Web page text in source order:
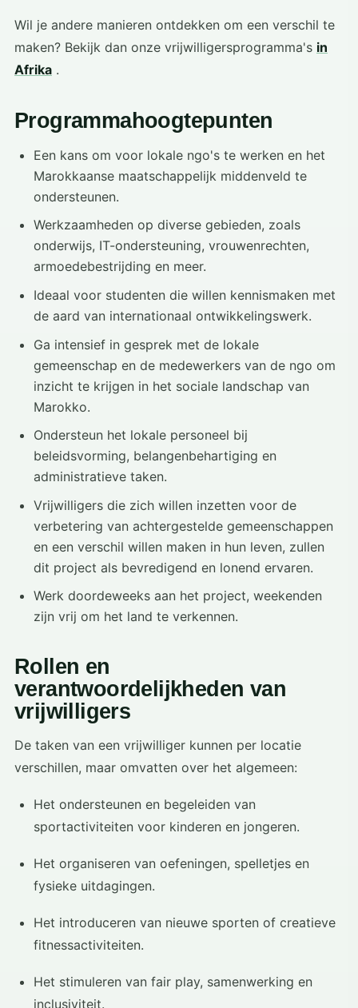
Wil je andere manieren ontdekken om een verschil te
maken? Bekijk dan onze vrijwilligersprogramma's in
Afrika .
Programmahoogtepunten
Een kans om voor lokale ngo's te werken en het
Marokkaanse maatschappelijk middenveld te
ondersteunen.
Werkzaamheden op diverse gebieden, zoals
onderwijs, IT-ondersteuning, vrouwenrechten,
armoedebestrijding en meer.
Ideaal voor studenten die willen kennismaken met
de aard van internationaal ontwikkelingswerk.
Ga intensief in gesprek met de lokale
gemeenschap en de medewerkers van de ngo om
inzicht te krijgen in het sociale landschap van
Marokko.
Ondersteun het lokale personeel bij
beleidsvorming, belangenbehartiging en
administratieve taken.
Vrijwilligers die zich willen inzetten voor de
verbetering van achtergestelde gemeenschappen
en een verschil willen maken in hun leven, zullen
dit project als bevredigend en lonend ervaren.
Werk doordeweeks aan het project, weekenden
zijn vrij om het land te verkennen.
Rollen en
verantwoordelijkheden van
vrijwilligers
De taken van een vrijwilliger kunnen per locatie
verschillen, maar omvatten over het algemeen:
Het ondersteunen en begeleiden van
sportactiviteiten voor kinderen en jongeren.
Het organiseren van oefeningen, spelletjes en
fysieke uitdagingen.
Het introduceren van nieuwe sporten of creatieve
fitnessactiviteiten.
Het stimuleren van fair play, samenwerking en
inclusiviteit.